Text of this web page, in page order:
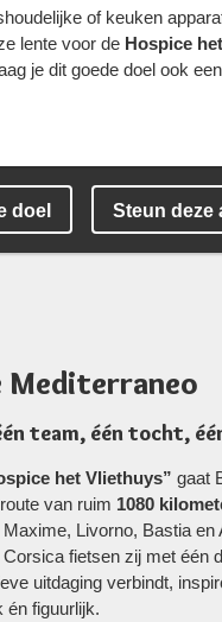
of keuken
lente voor de Hospice
je dit goede doel ook
doel Steun deze
Mediterraneo
team, één tocht,
het Vliethuys” gaat
van ruim 1080
Livorno, Bastia
fietsen zij met één
uitdaging verbindt,
figuurlijk.